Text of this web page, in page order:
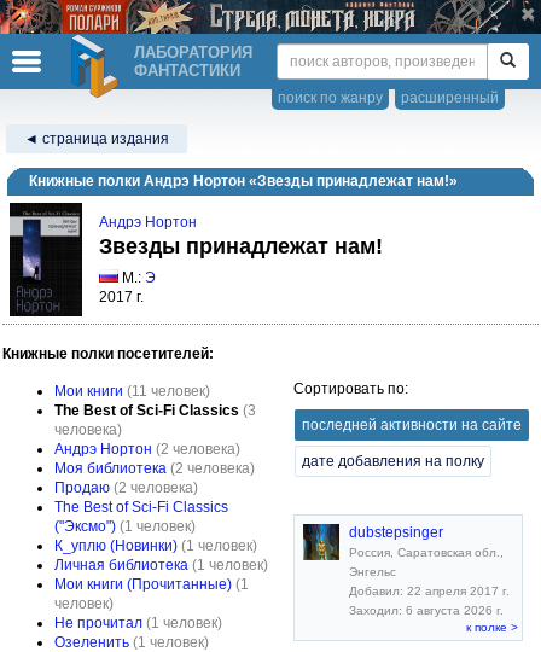
ЛАБОРАТОРИЯ
ФАНТАСТИКИ
расширенный
поиск по жанру
◄ страница издания
Книжные полки Андрэ Нортон «Звезды принадлежат нам!»
Андрэ Нортон
Звезды принадлежат нам!
М.: Э
2017 г.
Книжные полки посетителей:
Мои книги (11 человек)
The Best of Sci-Fi Classics (3
человека)
Андрэ Нортон (2 человека)
Моя библиотека (2 человека)
Продаю (2 человека)
The Best of Sci-Fi Classics
("Эксмо") (1 человек)
К_уплю (Новинки) (1 человек)
Личная библиотека (1 человек)
Мои книги (Прочитанные) (1
человек)
Не прочитал (1 человек)
Озеленить (1 человек)
Сортировать по:
последней активности на сайте
дате добавления на полку
dubstepsinger
Россия, Саратовская обл.,
Энгельс
Добавил: 22 апреля 2017 г.
Заходил: 6 августа 2026 г.
к полке >